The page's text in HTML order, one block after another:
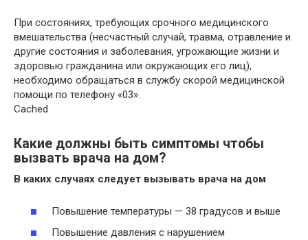
При состояниях, требующих срочного медицинского
вмешательства (несчастный случай, травма, отравление и
другие состояния и заболевания, угрожающие жизни и
здоровью гражданина или окружающих его лиц),
необходимо обращаться в службу скорой медицинской
помощи по телефону «03».
Cached
Какие должны быть симптомы чтобы
вызвать врача на дом?
В каких случаях следует вызывать врача на дом
Повышение температуры — 38 градусов и выше
Повышение давления с нарушением